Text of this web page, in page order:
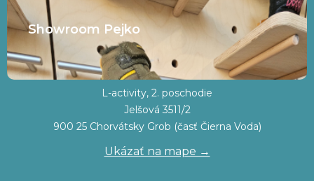
Showroom Pejko
L-activity, 2. poschodie
Jelšová 3511/2
900 25 Chorvátsky Grob (časť Čierna Voda)
Ukázať na mape →